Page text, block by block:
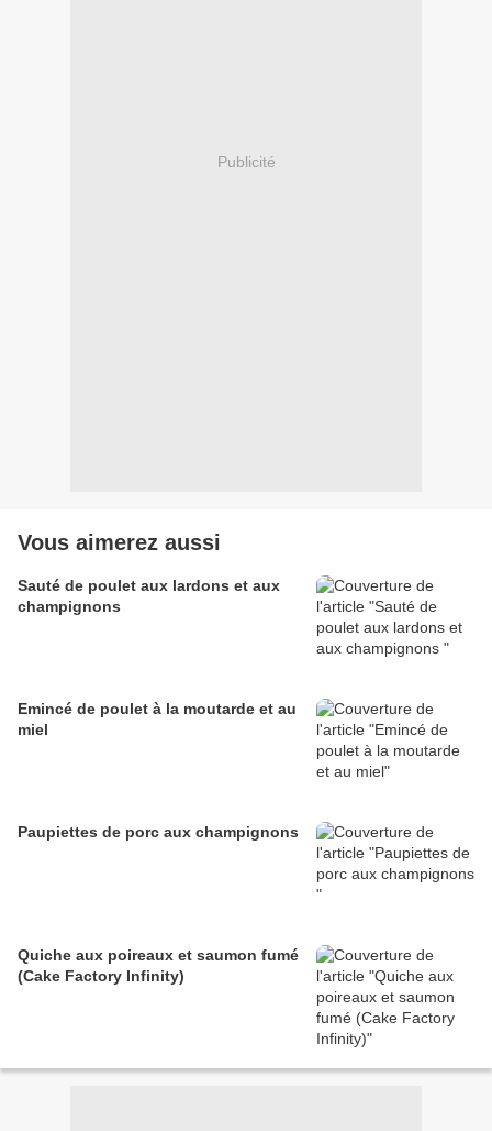
Publicité
Vous aimerez aussi
Sauté de poulet aux lardons et aux
champignons
Emincé de poulet à la moutarde et au
miel
Paupiettes de porc aux champignons
Quiche aux poireaux et saumon fumé
(Cake Factory Infinity)